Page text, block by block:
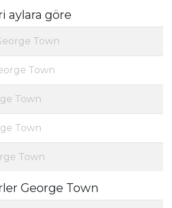
aylara göre
Town
Town
Town
Town
Town
George Town